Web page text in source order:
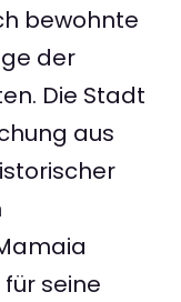
bewohnte
der
Die Stadt
aus
seine